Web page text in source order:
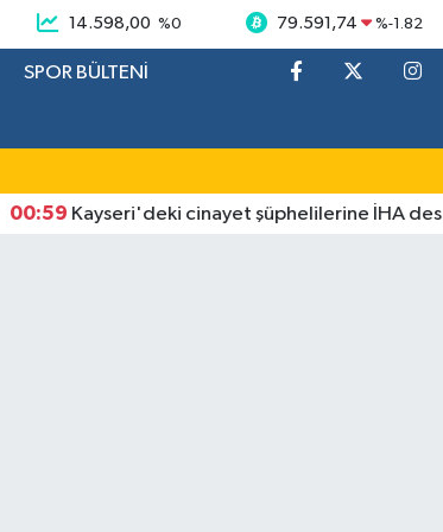
14.598,00 %0 79.591,74 %-1.82
SPOR BÜLTENİ
Kayseri'deki cinayet şüphelilerine İHA destekli